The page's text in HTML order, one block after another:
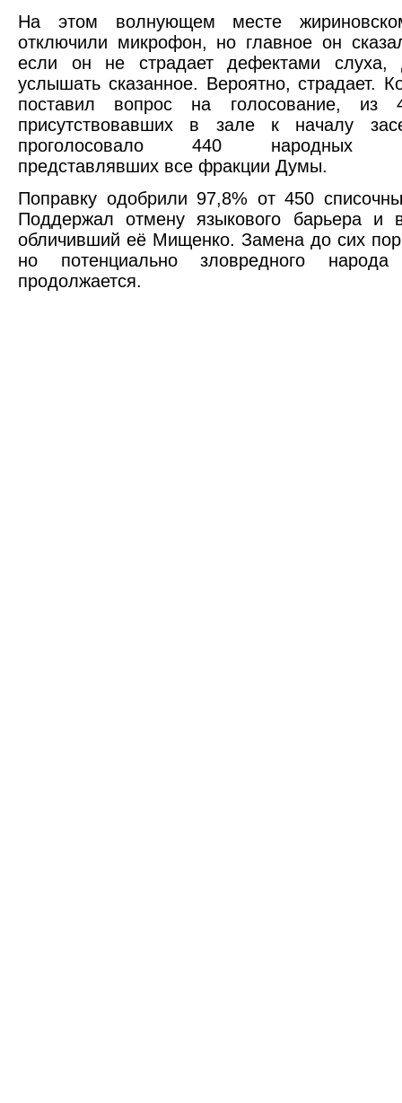
На этом волнующем месте
отключили микрофон, но главное он
если он не страдает дефектами
услышать сказанное. Вероятно, страдает.
поставил вопрос на голосование, из
присутствовавших в зале к началу
проголосовало 440 народных
представлявших все фракции Думы.
Поправку одобрили 97,8% от 450
Поддержал отмену языкового барьера и
обличивший её Мищенко. Замена до сих
но потенциально зловредного
продолжается.